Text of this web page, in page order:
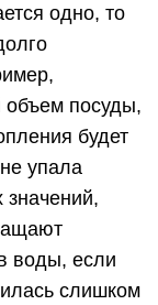
одно, то
посуды,
будет
упала
воды, если
слишком